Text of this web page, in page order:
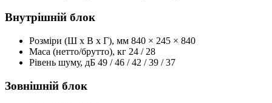
Внутрішній блок
Розміри (Ш x В x Г), мм 840 × 245 × 840
Маса (нетто/брутто), кг 24 / 28
Рівень шуму, дБ 49 / 46 / 42 / 39 / 37
Зовнішній блок